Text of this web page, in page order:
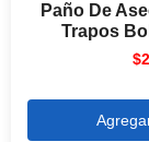
Paño De
Trapos
$